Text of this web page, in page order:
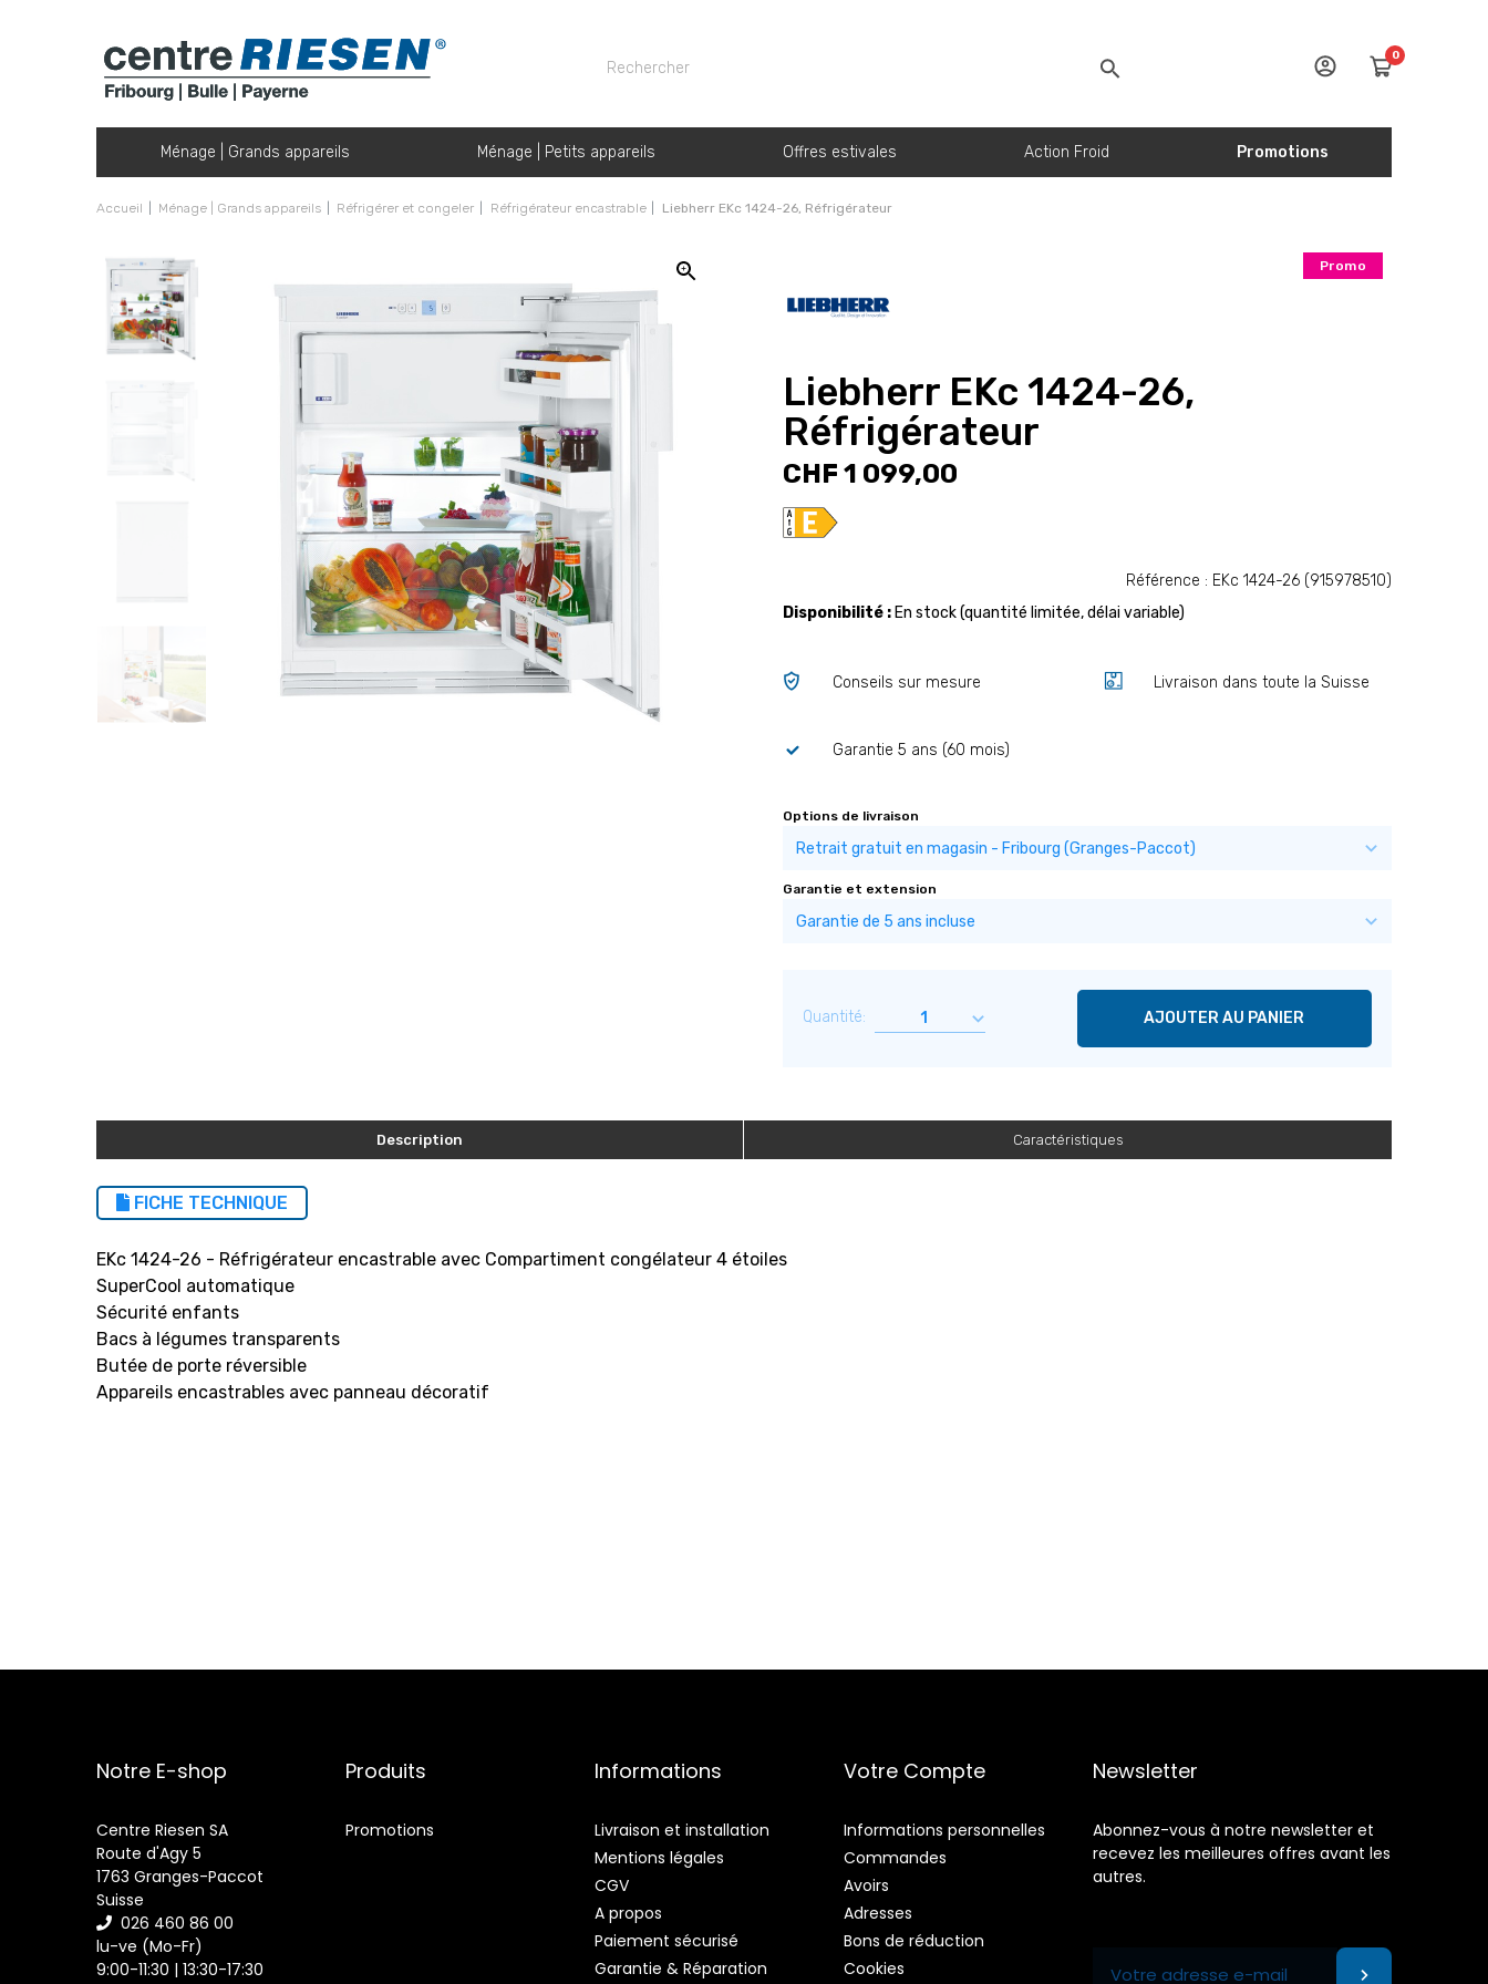
0
Ménage | Grands appareils Ménage | Petits appareils Offres estivales Action Froid Promotions
Accueil Ménage | Grands appareils Réfrigérer et congeler Réfrigérateur encastrable Liebherr EKc 1424-26, Réfrigérateur
Promo
Liebherr EKc 1424-26,
Réfrigérateur
CHF 1 099,00
Référence : EKc 1424-26 (915978510)
Disponibilité : En stock (quantité limitée, délai variable)
Conseils sur mesure Livraison dans toute la Suisse
Garantie 5 ans (60 mois)
Options de livraison
Garantie et extension
Quantité: AJOUTER AU PANIER
Description Caractéristiques
FICHE TECHNIQUE
EKc 1424-26 - Réfrigérateur encastrable avec Compartiment congélateur 4 étoiles
SuperCool automatique
Sécurité enfants
Bacs à légumes transparents
Butée de porte réversible
Appareils encastrables avec panneau décoratif
Notre E-shop
Centre Riesen SA
Route d'Agy 5
1763 Granges-Paccot
Suisse
026 460 86 00
lu-ve (Mo-Fr)
9:00-11:30 | 13:30-17:30
Produits
Promotions
Informations
Livraison et installation
Mentions légales
CGV
A propos
Paiement sécurisé
Garantie & Réparation
Votre Compte
Informations personnelles
Commandes
Avoirs
Adresses
Bons de réduction
Cookies
Newsletter
Abonnez-vous à notre newsletter et
recevez les meilleures offres avant les
autres.